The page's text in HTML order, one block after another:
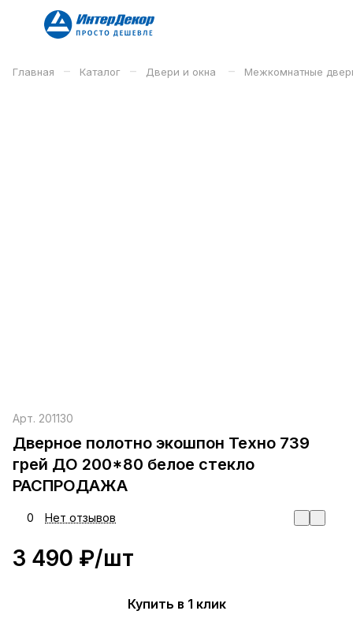
Главная – Каталог – Двери и окна – Межкомнатные
Арт. 201130
Дверное полотно экошпон Техно 739
грей ДО 200*80 белое стекло
РАСПРОДАЖА
0 Нет отзывов
3 490 ₽/шт
Купить в 1 клик